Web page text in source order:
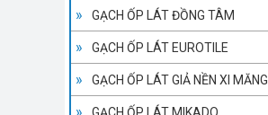
GẠCH ỐP LÁT ĐỒNG TÂM
GẠCH ỐP LÁT EUROTILE
GẠCH ỐP LÁT GIẢ NỀN XI MĂNG